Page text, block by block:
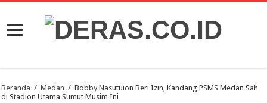
Beranda / Medan / Bobby Nasutuion Beri Izin, Kandang PSMS Medan Sah
di Stadion Utama Sumut Musim Ini